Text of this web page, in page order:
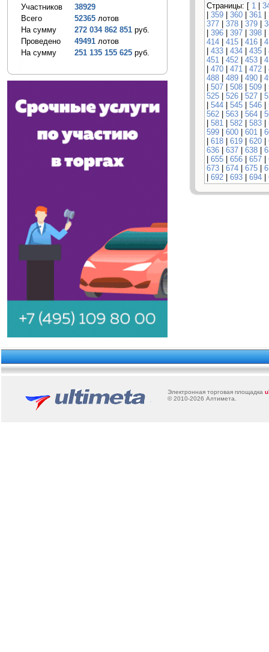
Участников
38929
Всего
52365 лотов
На сумму
272 034 862 851 руб.
Проведено
49491 лотов
На сумму
251 135 155 625 руб.
Страницы: [ 1 |
| 359 | 360 | 361 |
377 | 378 | 379 |
| 396 | 397 | 398 |
414 | 415 | 416 |
| 433 | 434 | 435 |
451 | 452 | 453 |
| 470 | 471 | 472 |
488 | 489 | 490 |
| 507 | 508 | 509 |
525 | 526 | 527 |
| 544 | 545 | 546 |
562 | 563 | 564 |
| 581 | 582 | 583 |
599 | 600 | 601 |
| 618 | 619 | 620 |
636 | 637 | 638 |
| 655 | 656 | 657 |
673 | 674 | 675 |
| 692 | 693 | 694 |
Электронная торговая площадка u
© 2010-2026 Алтимета